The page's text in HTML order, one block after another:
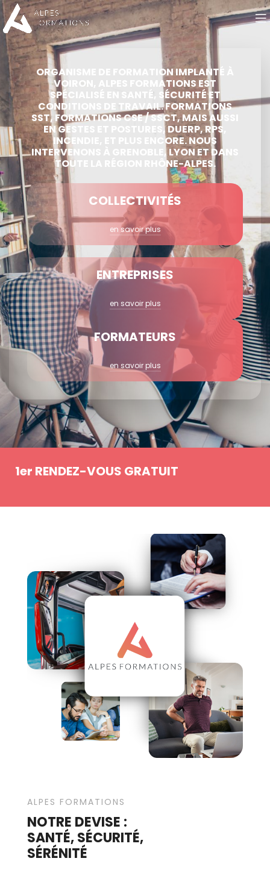
ORGANISME DE FORMATION IMPLANTÉ À
VOIRON, ALPES FORMATIONS EST
SPÉCIALISÉ EN SANTÉ, SÉCURITÉ ET
CONDITIONS DE TRAVAIL. FORMATIONS
SST, FORMATIONS CSE / SSCT, MAIS AUSSI
EN GESTES ET POSTURES, DUERP, RPS,
INCENDIE, ET PLUS ENCORE. NOUS
INTERVENONS À GRENOBLE, LYON ET DANS
TOUTE LA RÉGION RHÔNE-ALPES.
COLLECTIVITÉS
en savoir plus
ENTREPRISES
en savoir plus
FORMATEURS
en savoir plus
1er RENDEZ-VOUS GRATUIT
ALPES FORMATIONS
NOTRE DEVISE :
SANTÉ, SÉCURITÉ,
SÉRÉNITÉ